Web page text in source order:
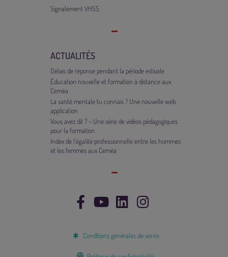
Signalement VHSS
ACTUALITÉS
Délais de réponse pendant la période estivale
Éducation nouvelle et formation à distance aux
Ceméa
La santé mentale tu connais ? Une nouvelle web
application
Vous avez dit ? – Une série de vidéos pédagogiques
pour la formation
Index de l’égalité professionnelle entre les hommes
et les femmes aux Ceméa
Conditions générales de vente